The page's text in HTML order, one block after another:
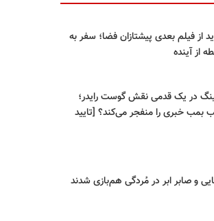
از فیلم بعدی پیشتازان فضا؛ سفر به
از آینده
در یک قدمی نقش گوست رایدر؛
بمب خبری را منفجر می‌کند؟ [تایید
و صابر ابر در مُردگی هم‌بازی شدند